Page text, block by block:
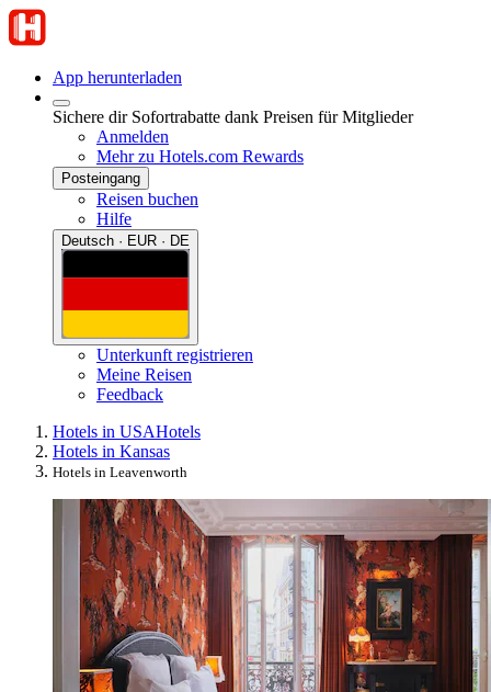
App herunterladen
Sichere dir Sofortrabatte dank Preisen für Mitglieder
Anmelden
Mehr zu Hotels.com Rewards
Posteingang
Reisen buchen
Hilfe
Deutsch · EUR · DE
Unterkunft registrieren
Meine Reisen
Feedback
Hotels in USAHotels
Hotels in Kansas
Hotels in Leavenworth